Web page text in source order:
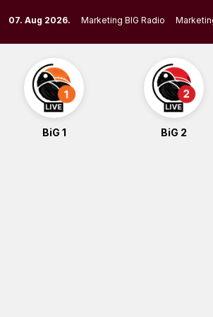
to
content
07. Aug 2026. Marketing BIG Radio
BiG 1 BiG 2